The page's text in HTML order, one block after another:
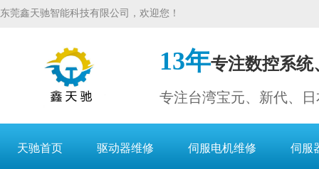
东莞鑫天驰智能科技有限公司，欢迎您！
13年专注数控系统
专注台湾宝元、新代、
天驰首页 驱动器维修 伺服电机维修 伺服